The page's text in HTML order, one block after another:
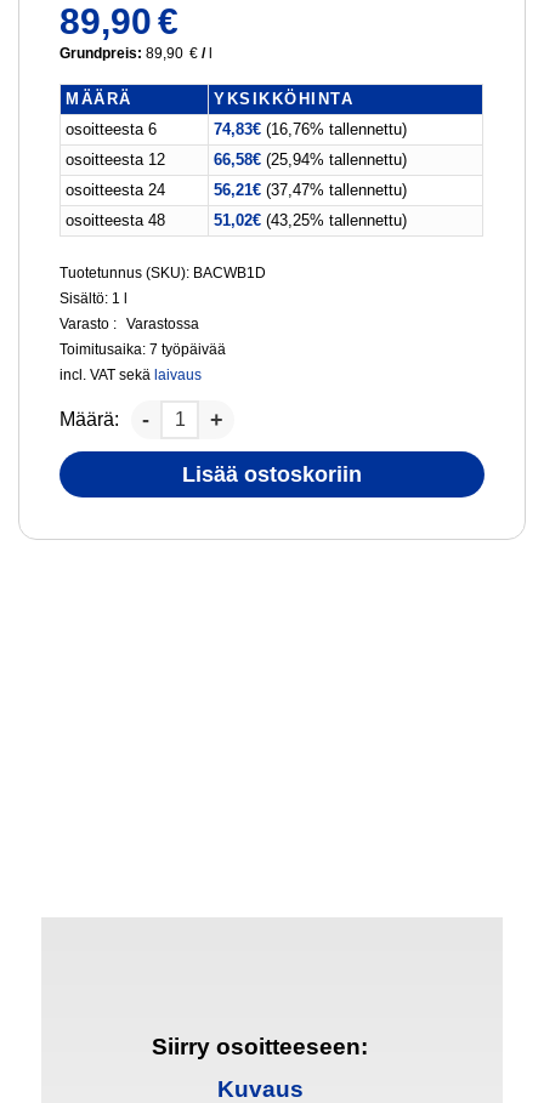
89,90€
Grundpreis:89,90 € /
MÄÄRÄ
YKSIKKÖHINTA
osoitteesta 6
74,83€ (16,76% tallennettu)
osoitteesta 12
66,58€ (25,94% tallennettu)
osoitteesta 24
56,21€ (37,47% tallennettu)
osoitteesta 48
51,02€ (43,25% tallennettu)
Tuotetunnus (SKU): BACWB1D
Sisältö: 1
Varasto :
Varastossa
Toimitusaika:7 työpäivää
incl. VAT sekä laivaus
Määrä:
Lisää ostoskoriin
Siirry osoitteeseen:
Kuvaus